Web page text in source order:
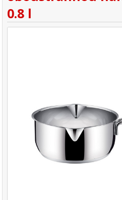
0.8 l